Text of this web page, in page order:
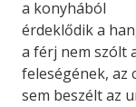
a konyhából
érdeklődik a
a férj nem szólt
feleségének, az
sem beszélt az